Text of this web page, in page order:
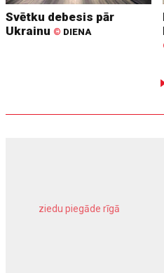
Svētku debesis pār
Ukrainu © DIENA
ziedu piegāde rīgā